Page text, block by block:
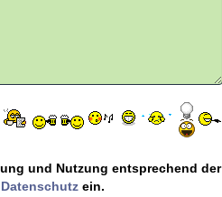
und Nutzung entsprechend der
ein.